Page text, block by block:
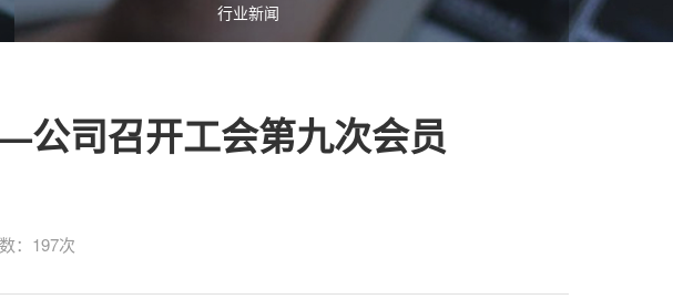
行业新闻
司召开工会第九次会员
：197次